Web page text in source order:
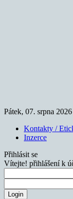
Pátek, 07. srpna 2026
Kontakty /
Inzerce
Přihlásit se
Vítejte! přihlášení k